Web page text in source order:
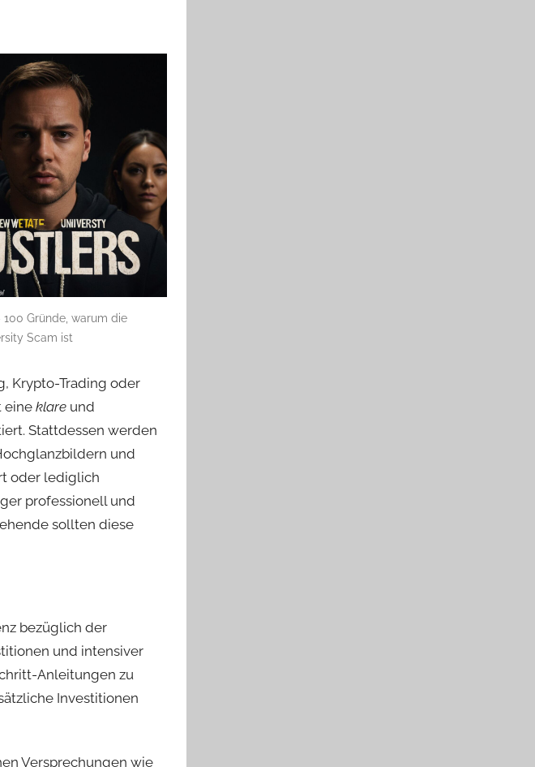
100 Gründe, warum die
Scam ist
Krypto-Trading oder
eine klare und
Stattdessen werden
und
oder lediglich
professionell und
sollten diese
bezüglich der
und intensiver
Anleitungen zu
Investitionen
Versprechungen wie